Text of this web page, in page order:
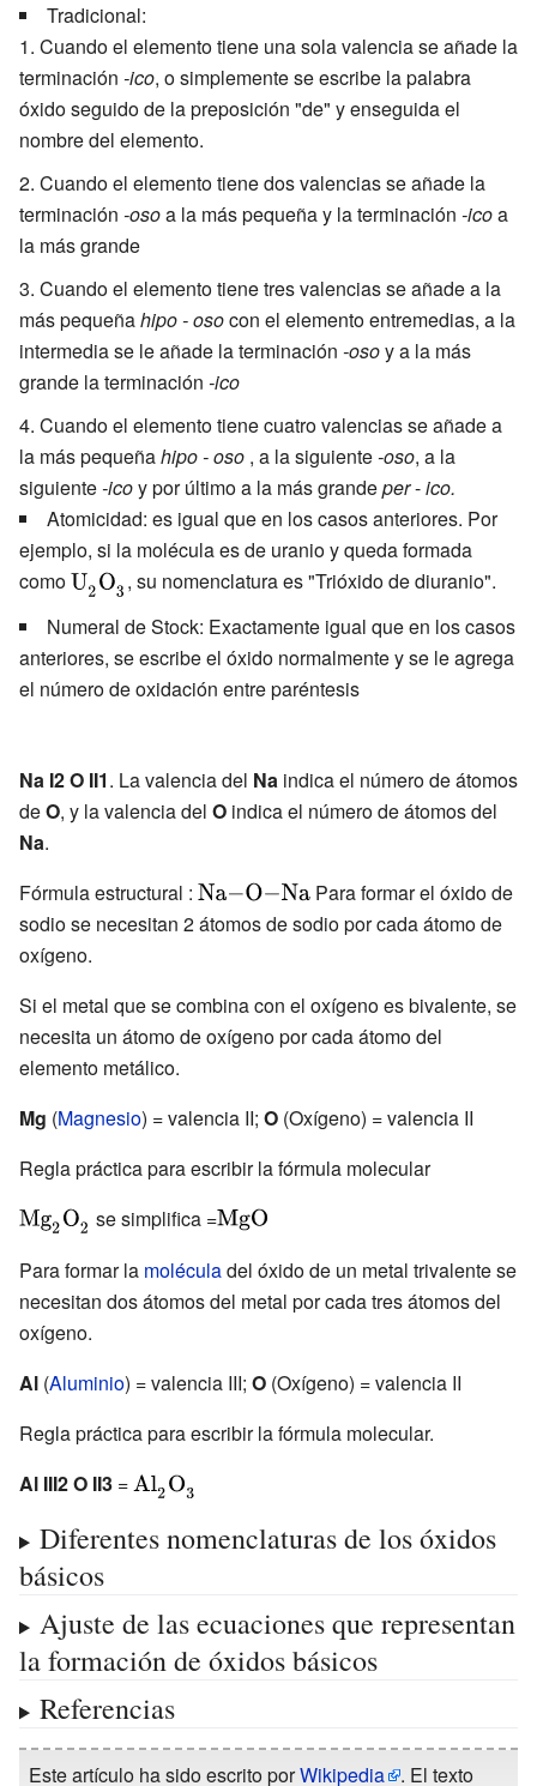
Tradicional:
Cuando el elemento tiene una sola valencia se añade la
terminación -ico, o simplemente se escribe la palabra
óxido seguido de la preposición "de" y enseguida el
nombre del elemento.
Cuando el elemento tiene dos valencias se añade la
terminación -osoa la más pequeña y la terminación -icoa
la más grande
Cuando el elemento tiene tres valencias se añade a la
más pequeñahipo-osocon el elemento entremedias, a la
intermedia se le añade la terminación -osoy a la más
grande la terminación -ico
Cuando el elemento tiene cuatro valencias se añade a
la más pequeñahipo-oso , a la siguiente-oso, a la
siguiente-icoy por último a la más grandeper-ico.
Atomicidad: es igual que en los casos anteriores. Por
ejemplo, si la molécula es de uranio y queda formada
como{\displaystyle, su nomenclatura es "Trióxido de diuranio".
Numeral de Stock: Exactamente igual que en los casos
anteriores, se escribe el óxido normalmente y se le agrega
el número de oxidación entre paréntesis
Na I2 O II1. La valencia del Na indica el número de átomos
deO, y la valencia del O indica el número de átomos del
Na.
Fórmula estructural : {\displaystyle
{\ce {Na-O-
Para formar el óxido de
sodio se necesitan 2 átomos de sodio por cada átomo de
oxígeno.
Si el metal que se combina con el oxígeno es bivalente, se
necesita un átomo de oxígeno por cada átomo del
elemento metálico.
Mg (Magnesio) = valencia II; O (Oxígeno) = valencia II
Regla práctica para escribir la fórmula molecular
{\displaystyle
{Mg2O2}}}
se simplifica ={\displaystyle
Para formar la moléculadel óxido de un metal trivalente se
necesitan dos átomos del metal por cada tres átomos del
oxígeno.
Al (Aluminio) = valencia III; O (Oxígeno) = valencia II
Regla práctica para escribir la fórmula molecular.
Al III2 O II3 ={\displaystyle
{Al2O3}}}
Diferentes nomenclaturas de los óxidos
básicos
Ajuste de las ecuaciones que representan
la formación de óxidos básicos
Referencias
Este artículo ha sido escrito porWikipedia . El texto